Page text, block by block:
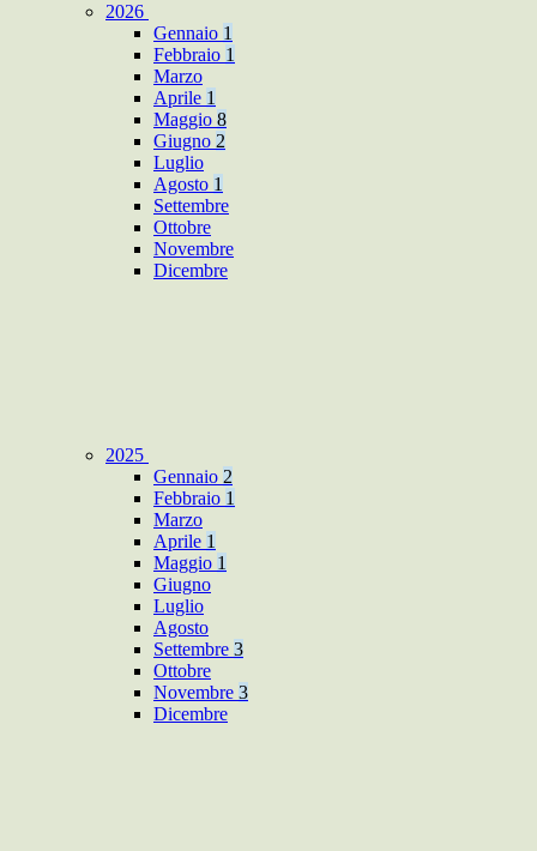
2026
Gennaio 1
Febbraio 1
Marzo
Aprile 1
Maggio 8
Giugno 2
Luglio
Agosto 1
Settembre
Ottobre
Novembre
Dicembre
2025
Gennaio 2
Febbraio 1
Marzo
Aprile 1
Maggio 1
Giugno
Luglio
Agosto
Settembre 3
Ottobre
Novembre 3
Dicembre